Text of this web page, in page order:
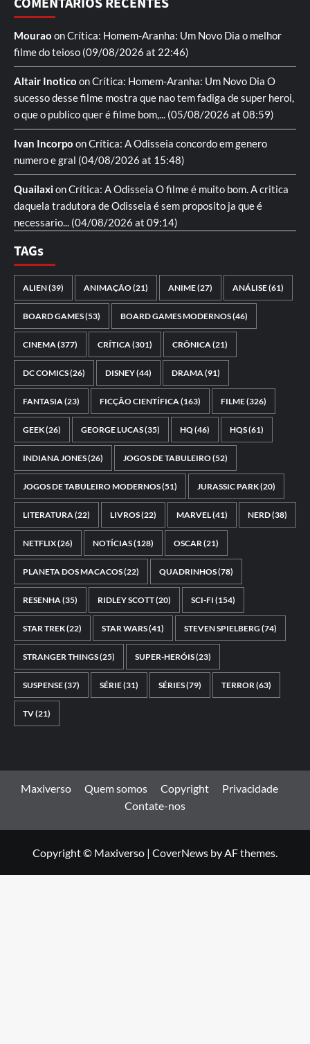
Mourao onCrítica: Homem-Aranha: Um Novo Dia o melhor
filme do teioso (09/08/2026 at 22:46)
Altair Inotico onCrítica: Homem-Aranha: Um Novo Dia O
sucesso desse filme mostra que nao tem fadiga de super heroi,
o que o publico quer é filme bom,... (05/08/2026 at 08:59)
Ivan Incorpo onCrítica: A Odisseia concordo em genero
numero e gral (04/08/2026 at 15:48)
QuailaxionCrítica: A Odisseia O filme é muito bom. A critica
daquela tradutora de Odisseia é sem proposito ja que é
necessario... (04/08/2026 at 09:14)
TAGs
ALIEN(39) ANIMAÇÃO(21) ANIME(27) ANÁLISE(61)
BOARD GAMES(53) BOARD GAMES MODERNOS(46)
CINEMA(377) CRÍTICA(301) CRÔNICA(21)
DC COMICS(26) DISNEY(44) DRAMA(91)
FANTASIA(23) FICÇÃO CIENTÍFICA(163) FILME(326)
GEEK(26) GEORGE LUCAS(35) HQ(46) HQS(61)
INDIANA JONES(26) JOGOS DE TABULEIRO(52)
JOGOS DE TABULEIRO MODERNOS(51) JURASSIC PARK(20)
LITERATURA(22) LIVROS(22) MARVEL(41) NERD(38)
NETFLIX(26) NOTÍCIAS(128) OSCAR(21)
PLANETA DOS MACACOS(22) QUADRINHOS(78)
RESENHA(35) RIDLEY SCOTT(20) SCI-FI (154)
STAR TREK(22) STAR WARS(41) STEVEN SPIELBERG (74)
STRANGER THINGS(25) SUPER-HERÓIS(23)
SUSPENSE(37) SÉRIE(31) SÉRIES(79) TERROR(63)
TV(21)
Maxiverso Quem somos Copyright
Privacidade
Contate-nos
Copyright © Maxiverso | CoverNews by AF themes.